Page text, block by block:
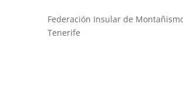
Federación Insular de
Tenerife